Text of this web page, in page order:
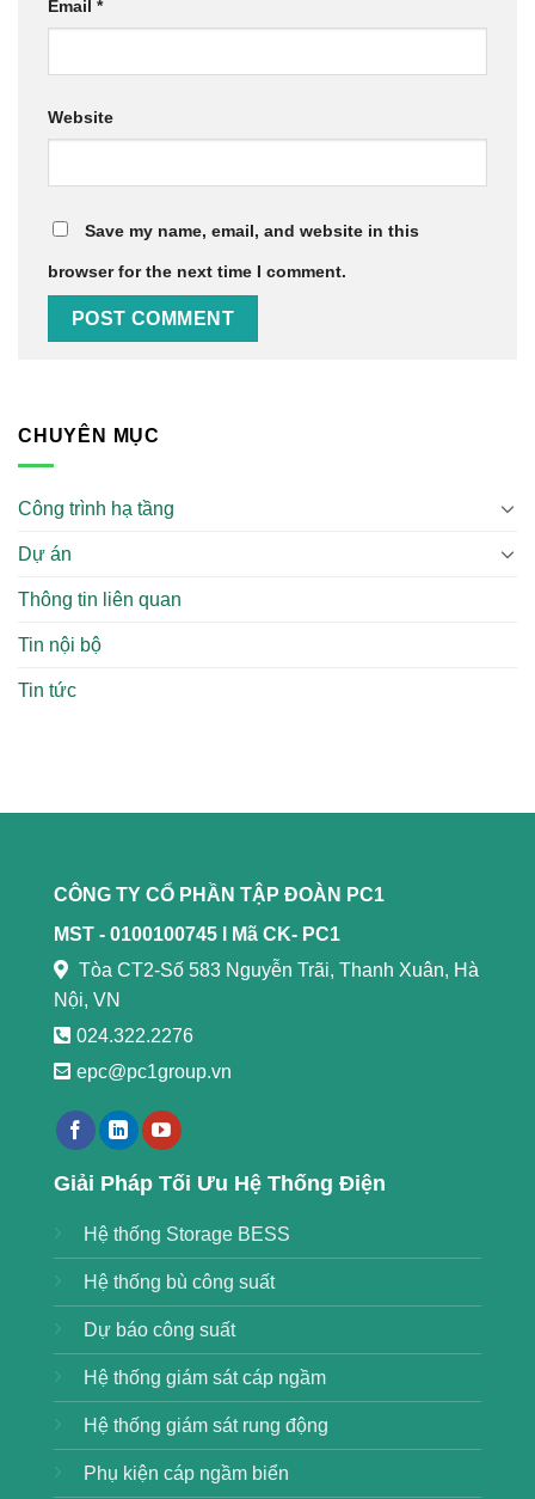
Email *
Website
Save my name, email, and website in this
browser for the next time I comment.
CHUYÊN MỤC
Công trình hạ tầng
Dự án
Thông tin liên quan
Tin nội bộ
Tin tức
CÔNG TY CỔ PHẦN TẬP ĐOÀN PC1
MST - 0100100745 l
Mã CK- PC1
Tòa CT2-Số 583 Nguyễn Trãi, Thanh Xuân, Hà
Nội, VN
024.322.2276
epc@pc1group.vn
Giải Pháp Tối Ưu Hệ Thống Điện
Hệ thống Storage BESS
Hệ thống bù công suất
Dự báo công suất
Hệ thống giám sát cáp ngầm
Hệ thống giám sát rung động
Phụ kiện cáp ngầm biển